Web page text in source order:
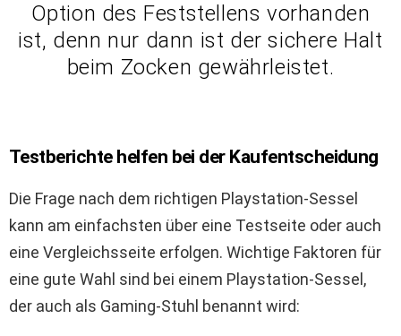
Option des Feststellens vorhanden
ist, denn nur dann ist der sichere Halt
beim Zocken gewährleistet.
Testberichte helfen bei der Kaufentscheidung
Die Frage nach dem richtigen Playstation-Sessel
kann am einfachsten über eine Testseite oder auch
eine Vergleichsseite erfolgen. Wichtige Faktoren für
eine gute Wahl sind bei einem Playstation-Sessel,
der auch als Gaming-Stuhl benannt wird: